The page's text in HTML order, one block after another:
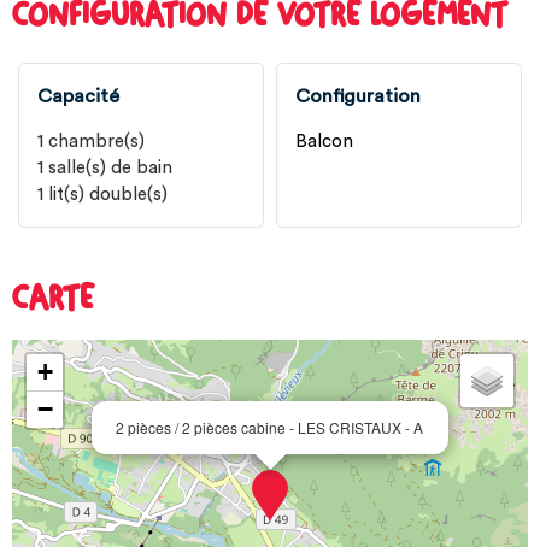
CONFIGURATION DE VOTRE LOGEMENT
Capacité
1 chambre(s)
1 salle(s) de bain
1
lit(s) double(s)
Configuration
Balcon
CARTE
2 pièces / 2 pièces cabine - LES CRISTAUX - A
+
−